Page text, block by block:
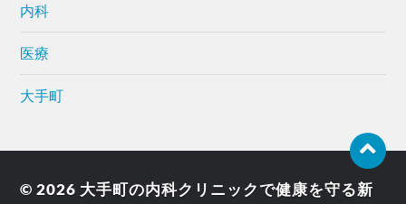
内科
医療
大手町
© 2026 大手町の内科クリニックで健康を守る新